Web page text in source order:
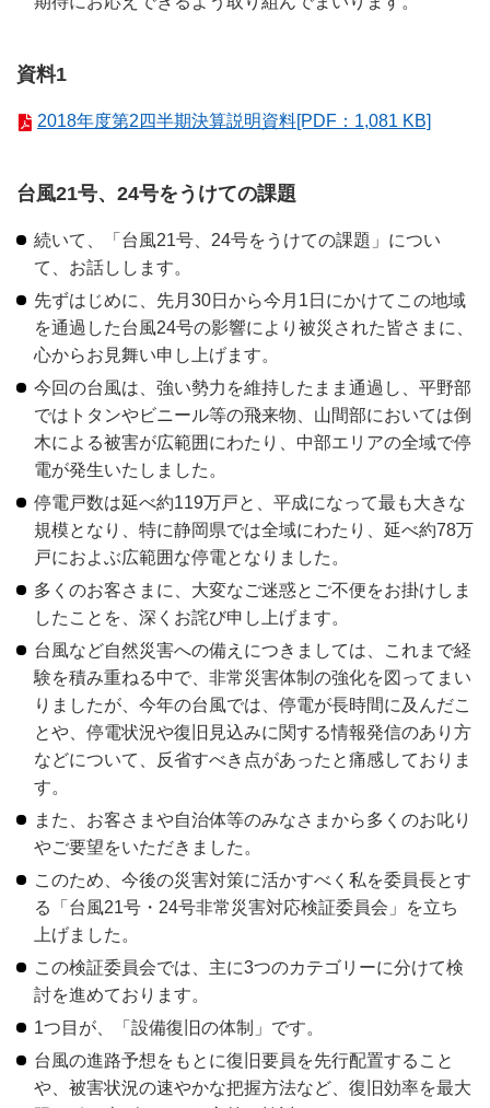
資料1
2018年度第2四半期決算説明資料[PDF：1,081 KB]
台風21号、24号をうけての課題
続いて、「台風21号、24号をうけての課題」につい
て、お話しします。
先ずはじめに、先月30日から今月1日にかけてこの地域
を通過した台風24号の影響により被災された皆さまに、
心からお見舞い申し上げます。
今回の台風は、強い勢力を維持したまま通過し、平野部
ではトタンやビニール等の飛来物、山間部においては倒
木による被害が広範囲にわたり、中部エリアの全域で停
電が発生いたしました。
停電戸数は延べ約119万戸と、平成になって最も大きな
規模となり、特に静岡県では全域にわたり、延べ約78万
戸におよぶ広範囲な停電となりました。
多くのお客さまに、大変なご迷惑とご不便をお掛けしま
したことを、深くお詫び申し上げます。
台風など自然災害への備えにつきましては、これまで経
験を積み重ねる中で、非常災害体制の強化を図ってまい
りましたが、今年の台風では、停電が長時間に及んだこ
とや、停電状況や復旧見込みに関する情報発信のあり方
などについて、反省すべき点があったと痛感しておりま
す。
また、お客さまや自治体等のみなさまから多くのお叱り
やご要望をいただきました。
このため、今後の災害対策に活かすべく私を委員長とす
る「台風21号・24号非常災害対応検証委員会」を立ち
上げました。
この検証委員会では、主に3つのカテゴリーに分けて検
討を進めております。
1つ目が、「設備復旧の体制」です。
台風の進路予想をもとに復旧要員を先行配置すること
や、被害状況の速やかな把握方法など、復旧効率を最大